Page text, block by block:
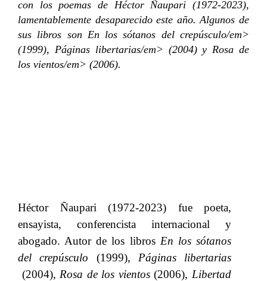
con los poemas de Héctor Ñaupari (1972-2023),
lamentablemente desaparecido este año. Algunos de
sus libros son En los sótanos del crepúsculo/em>
(1999), Páginas libertarias/em> (2004) yRosa de
los vientos/em> (2006).
Héctor Ñaupari ​​ (1972-2023) fue​​ poeta,
ensayista, conferencista internacional y
abogado. Autor de los libros​​ En los sótanos
del crepúsculo
(1999),​​ Páginas libertarias
(2004),​​ Rosa de los vientos​​ (2006),​​ Libertad